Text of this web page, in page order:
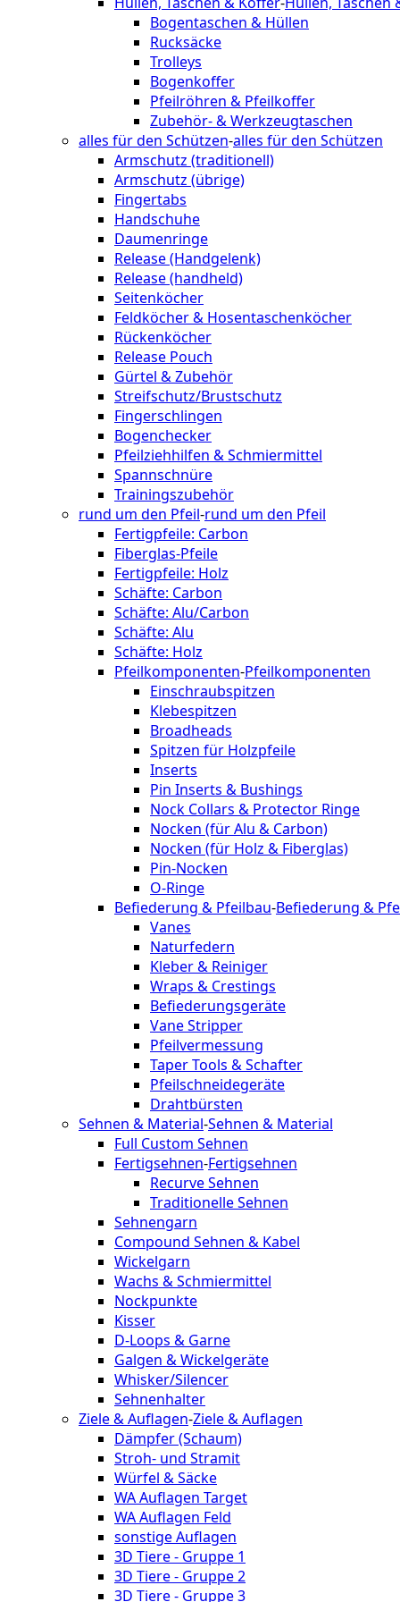
Bogentaschen & Hüllen
Rucksäcke
Trolleys
Bogenkoffer
Pfeilröhren & Pfeilkoffer
Zubehör- & Werkzeugtaschen
alles für den Schützen-alles für den Schützen
Armschutz (traditionell)
Armschutz (übrige)
Fingertabs
Handschuhe
Daumenringe
Release (Handgelenk)
Release (handheld)
Seitenköcher
Feldköcher & Hosentaschenköcher
Rückenköcher
Release Pouch
Gürtel & Zubehör
Streifschutz/Brustschutz
Fingerschlingen
Bogenchecker
Pfeilziehhilfen & Schmiermittel
Spannschnüre
Trainingszubehör
rund um den Pfeil-rund um den Pfeil
Fertigpfeile: Carbon
Fiberglas-Pfeile
Fertigpfeile: Holz
Schäfte: Carbon
Schäfte: Alu/Carbon
Schäfte: Alu
Schäfte: Holz
Pfeilkomponenten-Pfeilkomponenten
Einschraubspitzen
Klebespitzen
Broadheads
Spitzen für Holzpfeile
Inserts
Pin Inserts & Bushings
Nock Collars & Protector Ringe
Nocken (für Alu & Carbon)
Nocken (für Holz & Fiberglas)
Pin-Nocken
O-Ringe
Befiederung & Pfeilbau-Befiederung &
Vanes
Naturfedern
Kleber & Reiniger
Wraps & Crestings
Befiederungsgeräte
Vane Stripper
Pfeilvermessung
Taper Tools & Schafter
Pfeilschneidegeräte
Drahtbürsten
Sehnen & Material-Sehnen & Material
Full Custom Sehnen
Fertigsehnen-Fertigsehnen
Recurve Sehnen
Traditionelle Sehnen
Sehnengarn
Compound Sehnen & Kabel
Wickelgarn
Wachs & Schmiermittel
Nockpunkte
Kisser
D-Loops & Garne
Galgen & Wickelgeräte
Whisker/Silencer
Sehnenhalter
Ziele & Auflagen-Ziele & Auflagen
Dämpfer (Schaum)
Stroh- und Stramit
Würfel & Säcke
WA Auflagen Target
WA Auflagen Feld
sonstige Auflagen
3D Tiere - Gruppe 1
3D Tiere - Gruppe 2
3D Tiere - Gruppe 3